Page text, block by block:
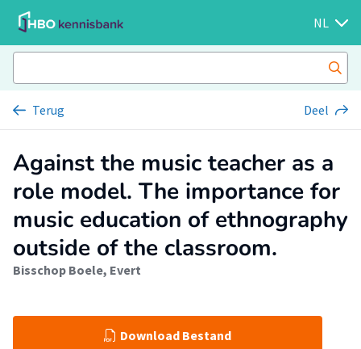
NL
Terug Deel
Against the music teacher as a
role model. The importance for
music education of ethnography
outside of the classroom.
Bisschop Boele, Evert
Download Bestand